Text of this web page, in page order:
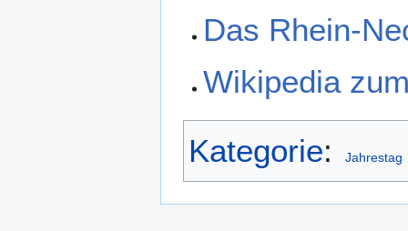
Das Rhein-
Wikipedia
Kategorie: Jahrestag